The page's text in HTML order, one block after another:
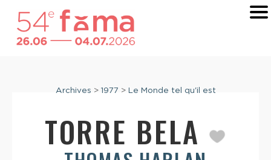
Archives > 1977 > Le Monde tel qu'il est
TORRE BELA